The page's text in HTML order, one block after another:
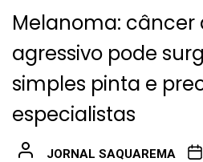
Melanoma: câncer
agressivo pode
simples pinta e
especialistas
JORNAL SAQUAREMA